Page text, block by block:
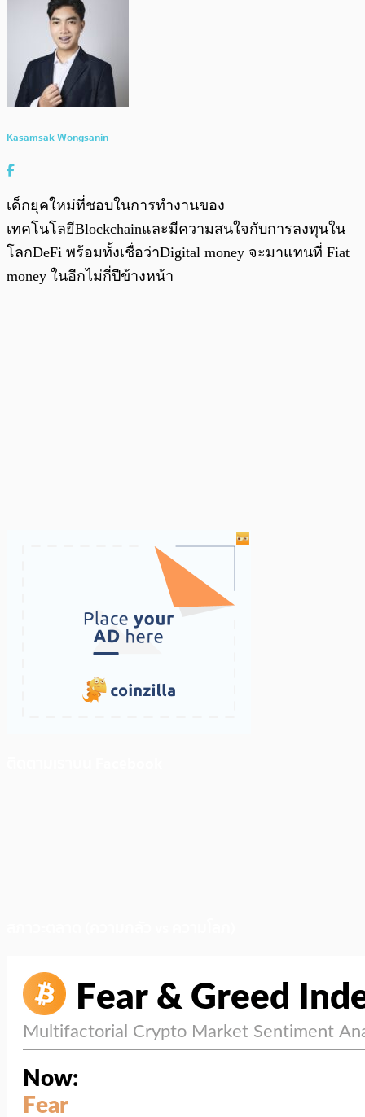
Kasamsak Wongsanin
เด็กยุคใหม่ที่ชอบในการทำงานของ
เทคโนโลยีBlockchainและมีความสนใจกับการลงทุนใน
โลกDeFi พร้อมทั้งเชื่อว่าDigital money จะมาแทนที่ Fiat
money ในอีกไม่กี่ปีข้างหน้า